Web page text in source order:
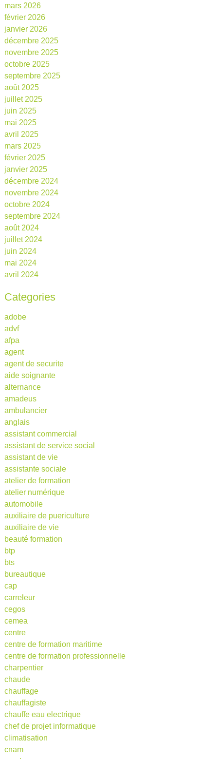
mars 2026
février 2026
janvier 2026
décembre 2025
novembre 2025
octobre 2025
septembre 2025
août 2025
juillet 2025
juin 2025
mai 2025
avril 2025
mars 2025
février 2025
janvier 2025
décembre 2024
novembre 2024
octobre 2024
septembre 2024
août 2024
juillet 2024
juin 2024
mai 2024
avril 2024
Categories
adobe
advf
afpa
agent
agent de securite
aide soignante
alternance
amadeus
ambulancier
anglais
assistant commercial
assistant de service social
assistant de vie
assistante sociale
atelier de formation
atelier numérique
automobile
auxiliaire de puericulture
auxiliaire de vie
beauté formation
btp
bts
bureautique
cap
carreleur
cegos
cemea
centre
centre de formation maritime
centre de formation professionnelle
charpentier
chaude
chauffage
chauffagiste
chauffe eau electrique
chef de projet informatique
climatisation
cnam